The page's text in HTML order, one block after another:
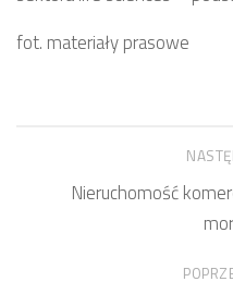
fot. materiały prasowe
Nieruchomość